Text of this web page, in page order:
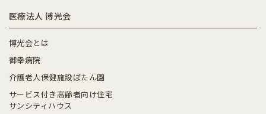
医療法人 博光会
博光会とは
御幸病院
介護老人保健施設ぼたん園
サービス付き高齢者向け住宅
サンシティハウス